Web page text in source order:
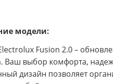
модели:
Fusion 2.0 –
Ваш выбор комфорта,
дизайн позволяет